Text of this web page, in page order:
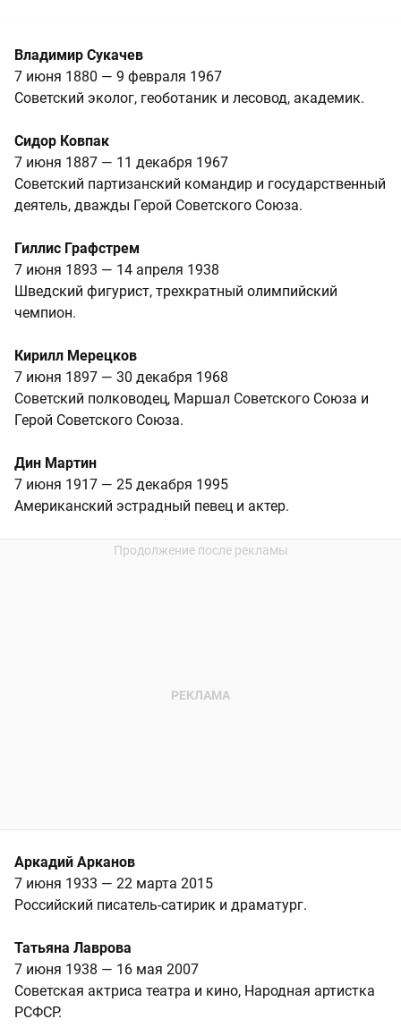
Владимир Сукачев
7 июня 1880 — 9 февраля 1967
Советский эколог, геоботаник и лесовод, академик.
Сидор Ковпак
7 июня 1887 — 11 декабря 1967
Советский партизанский командир и государственный
деятель, дважды Герой Советского Союза.
Гиллис Графстрем
7 июня 1893 — 14 апреля 1938
Шведский фигурист, трехкратный олимпийский
чемпион.
Кирилл Мерецков
7 июня 1897 — 30 декабря 1968
Советский полководец, Маршал Советского Союза и
Герой Советского Союза.
Дин Мартин
7 июня 1917 — 25 декабря 1995
Американский эстрадный певец и актер.
Аркадий Арканов
7 июня 1933 — 22 марта 2015
Российский писатель-сатирик и драматург.
Татьяна Лаврова
7 июня 1938 — 16 мая 2007
Советская актриса театра и кино, Народная артистка
РСФСР.